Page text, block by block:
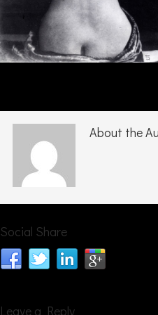
About the
Social Share
Leave a Reply